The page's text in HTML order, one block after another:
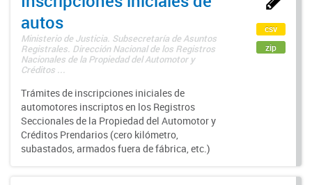
autos
Ministerio de Justicia. Subsecretaría de Asuntos
Registrales. Dirección Nacional de los Registros
Nacionales de la Propiedad del Automotor y
Créditos ...
Trámites de inscripciones iniciales de
automotores inscriptos en los Registros
Seccionales de la Propiedad del Automotor y
Créditos Prendarios (cero kilómetro,
subastados, armados fuera de fábrica, etc.)
csv
zip